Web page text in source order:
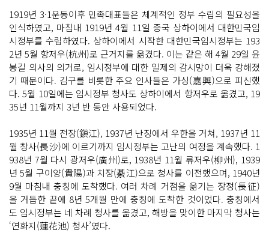
1919년 3·1운동이후 민족대표들은 체계적인 정부 수립의 필요성을
인식하였고, 마침내 1919년 4월 11일 중국 상하이에서 대한민국임
시정부를 수립하였다. 상하이에서 시작한 대한민국임시정부는 193
2년 5월 항저우(杭州)로 근거지를 옮겼다. 이는 같은 해 4월 29일 윤
봉길 의사의 의거로, 임시정부에 대한 일제의 감시망이 더욱 강해졌
기 때문이다. 김구를 비롯한 주요 인사들은 가싱(嘉興)으로 피신했
다. 5월 10일에는 임시정부 청사도 상하이에서 항저우로 옮겼고, 19
35년 11월까지 3년 반 동안 사용되었다.
1935년 11월 전장(鎭江), 1937년 난징에서 우한을 거쳐, 1937년 11
월 창사(長沙)에 이르기까지 임시정부는 고난의 여정을 계속했다. 1
938년 7월 다시 광저우(廣州)로, 1938년 11월 류저우(柳州), 1939
년 5월 구이양(貴陽)과 치장(綦江)으로 청사를 이전했으며, 1940년
9월 마침내 충칭에 도착했다. 여러 차례 거점을 옮기는 장정(長征)
을 거듭한 끝에 8년 5개월 만에 충칭에 도착한 것이었다. 충칭에서
도 임시정부는 네 차례 청사를 옮겼고, 해방을 맞이한 마지막 청사는
‘연화지(蓮花池) 청사’였다.